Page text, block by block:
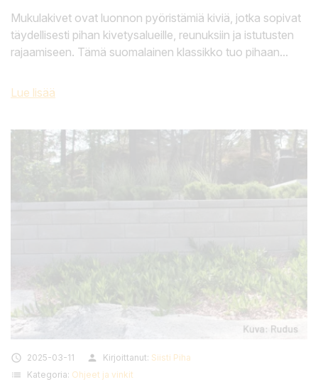
Mukulakivet ovat luonnon pyöristämiä kiviä, jotka sopivat
täydellisesti pihan kivetysalueille, reunuksiin ja istutusten
rajaamiseen. Tämä suomalainen klassikko tuo pihaan...
Lue lisää
 2025-03-11 person Kirjoittanut: Siisti Piha
list Kategoria: Ohjeet ja vinkit